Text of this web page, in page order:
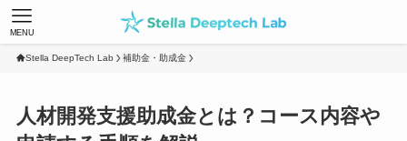
MENU
Stella DeepTech Lab 補助金・助成金
人材開発支援助成金とは？コース内容や